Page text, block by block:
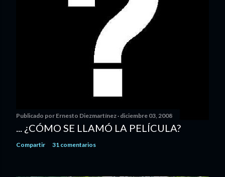
Publicado por Ernesto Diezmartínez diciembre 03, 2008
... ¿CÓMO SE LLAMÓ LA PELÍCULA?
Compartir 31 comentarios